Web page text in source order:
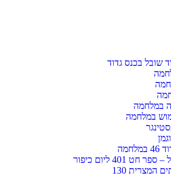
שובל בכנס גדוד
במלחמה
במלחמה
401 ליום כיפור
המצרית 130